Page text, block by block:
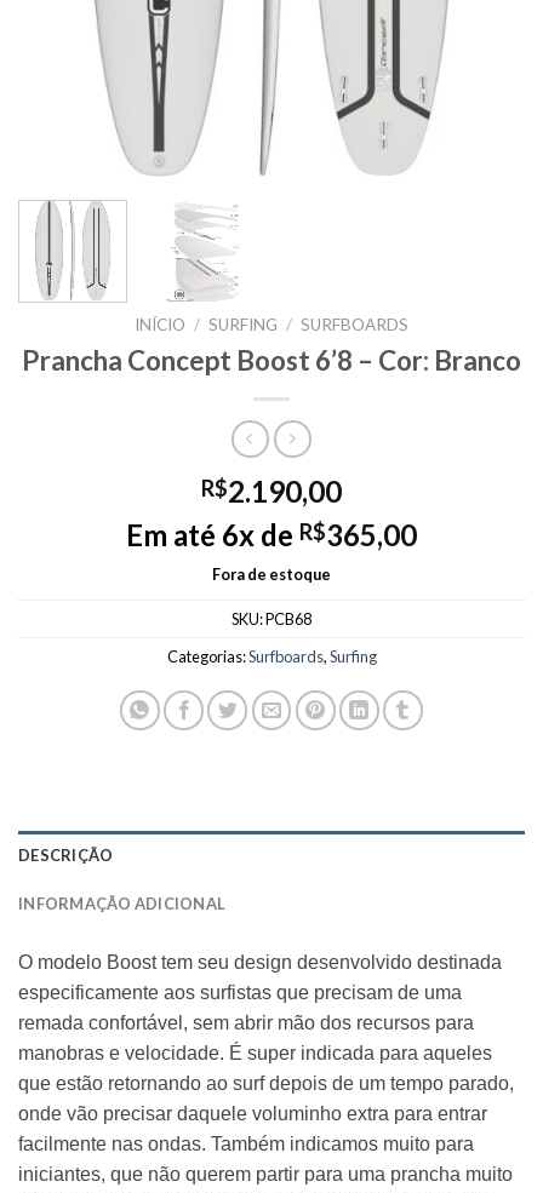
INÍCIO / SURFING / SURFBOARDS
Prancha Concept Boost 6’8 – Cor: Branco
R$2.190,00
Em até 6x de R$365,00
Fora de estoque
SKU:PCB68
Categorias:Surfboards,Surfing
DESCRIÇÃO
INFORMAÇÃO ADICIONAL
O modelo Boost tem seu design desenvolvido destinada
especificamente aos surfistas que precisam de uma
remada confortável, sem abrir mão dos recursos para
manobras e velocidade. É super indicada para aqueles
que estão retornando ao surf depois de um tempo parado,
onde vão precisar daquele voluminho extra para entrar
facilmente nas ondas. Também indicamos muito para
iniciantes, que não querem partir para uma prancha muito